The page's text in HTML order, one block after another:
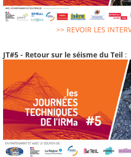
>> REVOIR LES
JT#5 - Retour sur le séisme du Teil :